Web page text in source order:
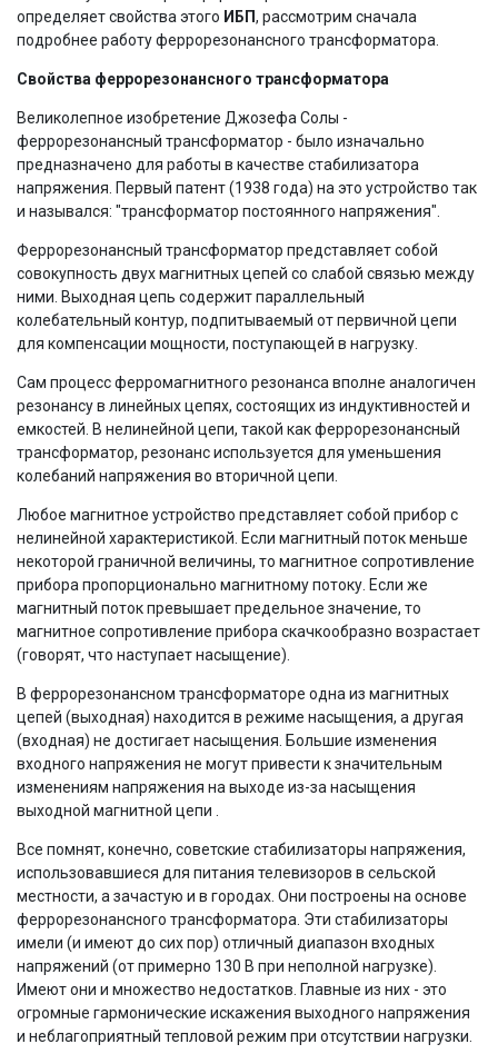
определяет свойства этого ИБП, рассмотрим сначала
подробнее работу феррорезонансного трансформатора.
Свойства феррорезонансного трансформатора
Великолепное изобретение Джозефа Солы -
феррорезонансный трансформатор - было изначально
предназначено для работы в качестве стабилизатора
напряжения. Первый патент (1938 года) на это устройство так
и назывался: "трансформатор постоянного напряжения".
Феррорезонансный трансформатор представляет собой
совокупность двух магнитных цепей со слабой связью между
ними. Выходная цепь содержит параллельный
колебательный контур, подпитываемый от первичной цепи
для компенсации мощности, поступающей в нагрузку.
Сам процесс ферромагнитного резонанса вполне аналогичен
резонансу в линейных цепях, состоящих из индуктивностей и
емкостей. В нелинейной цепи, такой как феррорезонансный
трансформатор, резонанс используется для уменьшения
колебаний напряжения во вторичной цепи.
Любое магнитное устройство представляет собой прибор с
нелинейной характеристикой. Если магнитный поток меньше
некоторой граничной величины, то магнитное сопротивление
прибора пропорционально магнитному потоку. Если же
магнитный поток превышает предельное значение, то
магнитное сопротивление прибора скачкообразно возрастает
(говорят, что наступает насыщение).
В феррорезонансном трансформаторе одна из магнитных
цепей (выходная) находится в режиме насыщения, а другая
(входная) не достигает насыщения. Большие изменения
входного напряжения не могут привести к значительным
изменениям напряжения на выходе из-за насыщения
выходной магнитной цепи .
Все помнят, конечно, советские стабилизаторы напряжения,
использовавшиеся для питания телевизоров в сельской
местности, а зачастую и в городах. Они построены на основе
феррорезонансного трансформатора. Эти стабилизаторы
имели (и имеют до сих пор) отличный диапазон входных
напряжений (от примерно 130 В при неполной нагрузке).
Имеют они и множество недостатков. Главные из них - это
огромные гармонические искажения выходного напряжения
и неблагоприятный тепловой режим при отсутствии нагрузки.